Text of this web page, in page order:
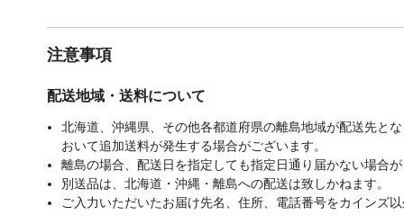
注意事項
配送地域・送料について
北海道、沖縄県、その他各都道府県の離島地域が配送先と
おいて追加送料が発生する場合がございます。
離島の場合、配送日を指定しても指定日通り届かない場合
別送品は、北海道・沖縄・離島への配送は致しかねます。
ご入力いただいたお届け先名、住所、電話番号をカインズ